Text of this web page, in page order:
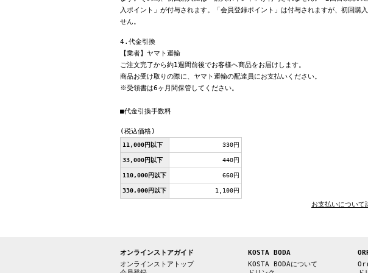
入ポイント」が付与されます。「会員登録ポイント」は付与されますが、初回購
せん。
4.代金引換
【業者】ヤマト運輸
ご注文完了から約1週間前後でお客様へ商品をお届けします。
商品お受け取りの際に、ヤマト運輸の配達員にお支払いください。
※受領書は6ヶ月間保管してください。
■代金引換手数料
(税込価格)
11,000円以下 330円
33,000円以下 440円
110,000円以下 660円
330,000円以下 1,100円
お支払いについて
オンラインストアガイド
オンラインストアトップ
KOSTA BODA
KOSTA BODAについて